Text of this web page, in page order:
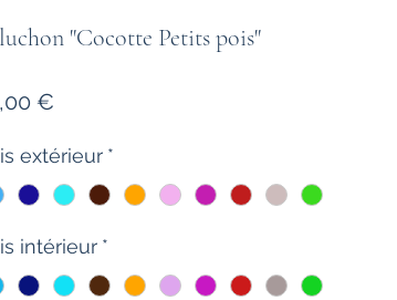
"Cocotte Petits pois"
€
extérieur *
intérieur *